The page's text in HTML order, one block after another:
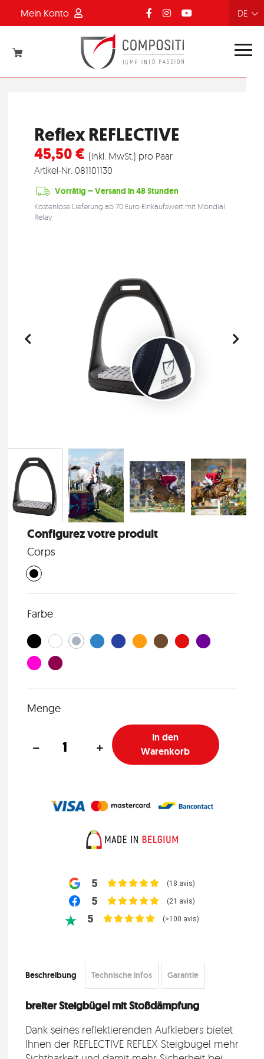
FR
NL
EN
DE
Mein Konto
Reflex REFLECTIVE
45,50 € (inkl. MwSt.) pro Paar
Artikel-Nr. 081101130
Vorrätig – Versand in 48 Stunden
Kostenlose Lieferung ab 70 Euro Einkaufswert mit Mondial
Relay
Configurez votre produit
Corps
Farbe
Menge
In den
Warenkorb
5 (18 avis)
5 (21 avis)
5 (>100 avis)
Beschreibung Technische infos Garantie
breiter Steigbügel mit Stoßdämpfung
Dank seines reflektierenden Aufklebers bietet
Ihnen der REFLECTIVE REFLEX Steigbügel mehr